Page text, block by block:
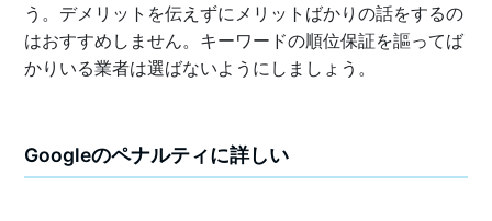
う。デメリットを伝えずにメリットばかりの話をするの
はおすすめしません。キーワードの順位保証を謳ってば
かりいる業者は選ばないようにしましょう。
Googleのペナルティに詳しい